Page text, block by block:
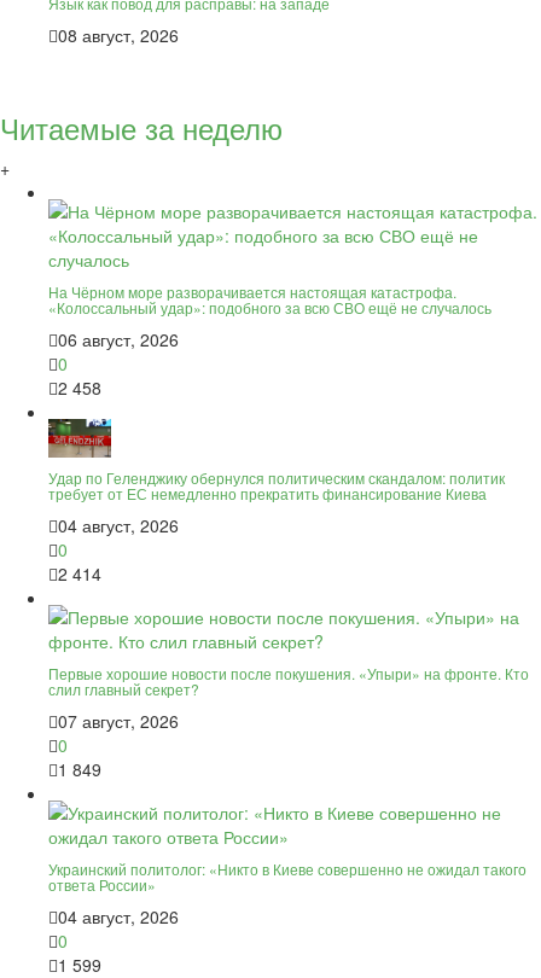
08 август, 2026
Читаемые за неделю
+
На Чёрном море разворачивается настоящая катастрофа.
«Колоссальный удар»: подобного за всю СВО ещё не случалось
06 август, 2026
0
2 458
Удар по Геленджику обернулся политическим скандалом: политик
требует от ЕС немедленно прекратить финансирование Киева
04 август, 2026
0
2 414
Первые хорошие новости после покушения. «Упыри» на фронте. Кто
слил главный секрет?
07 август, 2026
0
1 849
Украинский политолог: «Никто в Киеве совершенно не ожидал такого
ответа России»
04 август, 2026
0
1 599